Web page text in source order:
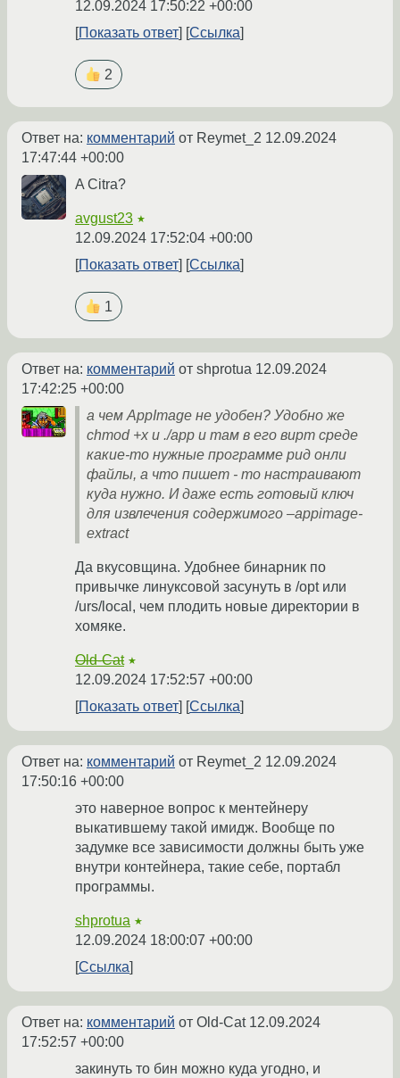
12.09.2024 17:50:22 +00:00
Показать ответ
Ссылка
2
Ответ на: комментарий от Reymet_2 12.09.2024
17:47:44 +00:00
A Citra?
avgust23 ★
12.09.2024 17:52:04 +00:00
Показать ответ
Ссылка
1
Ответ на: комментарий от shprotua 12.09.2024
17:42:25 +00:00
а чем AppImage не удобен? Удобно же
chmod +x и ./app и там в его вирт среде
какие-то нужные программе рид онли
файлы, а что пишет - то настраивают
куда нужно. И даже есть готовый ключ
для извлечения содержимого –appimage-
extract
Да вкусовщина. Удобнее бинарник по
привычке линуксовой засунуть в /opt или
/urs/local, чем плодить новые директории в
хомяке.
Old-Cat ★
12.09.2024 17:52:57 +00:00
Показать ответ
Ссылка
Ответ на: комментарий от Reymet_2 12.09.2024
17:50:16 +00:00
это наверное вопрос к ментейнеру
выкатившему такой имидж. Вообще по
задумке все зависимости должны быть уже
внутри контейнера, такие себе, портабл
программы.
shprotua ★
12.09.2024 18:00:07 +00:00
Ссылка
Ответ на: комментарий от Old-Cat 12.09.2024
17:52:57 +00:00
закинуть то бин можно куда угодно, и